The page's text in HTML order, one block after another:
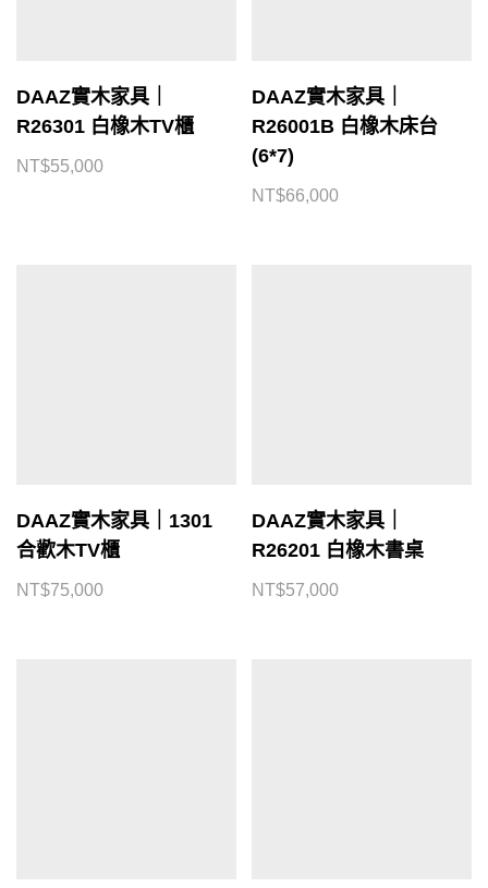
DAAZ實木家具｜
R26301 白橡木TV櫃
NT$55,000
DAAZ實木家具｜
R26001B 白橡木床台
(6*7)
NT$66,000
DAAZ實木家具｜1301
合歡木TV櫃
NT$75,000
DAAZ實木家具｜
R26201 白橡木書桌
NT$57,000